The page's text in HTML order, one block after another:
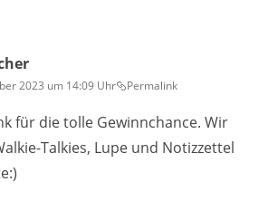
2023 um 14:09 Uhr Permalink
für die tolle Gewinnchance. Wir
Talkies, Lupe und Notizzettel